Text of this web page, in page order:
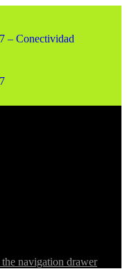
– Conectividad